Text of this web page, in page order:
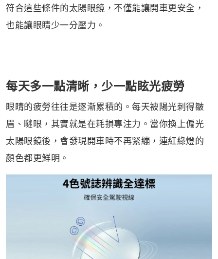
符合這些條件的太陽眼鏡，不僅能讓開車更安全，
也能讓眼睛少一分壓力。
每天多一點清晰，少一點眩光疲勞
眼睛的疲勞往往是逐漸累積的。每天被陽光刺得皺
眉、瞇眼，其實就是在耗損專注力。當你換上偏光
太陽眼鏡後，會發現開車時不再緊繃，連紅綠燈的
顏色都更鮮明。